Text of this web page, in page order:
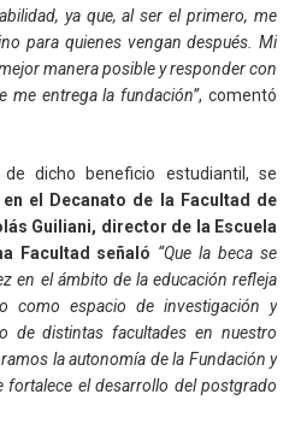
ya que, al ser el primero, me
para quienes vengan después. Mi
manera posible y responder con
me entrega la fundación”, comentó
dicho beneficio estudiantil, se
el Decanato de la Facultad de
Guiliani, director de la Escuela
Facultad señaló “Que la beca se
en el ámbito de la educación refleja
como espacio de investigación y
de distintas facultades en nuestro
la autonomía de la Fundación y
fortalece el desarrollo del postgrado